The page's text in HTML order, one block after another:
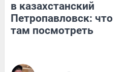
в казахстанский
Петропавловск: что
там посмотреть